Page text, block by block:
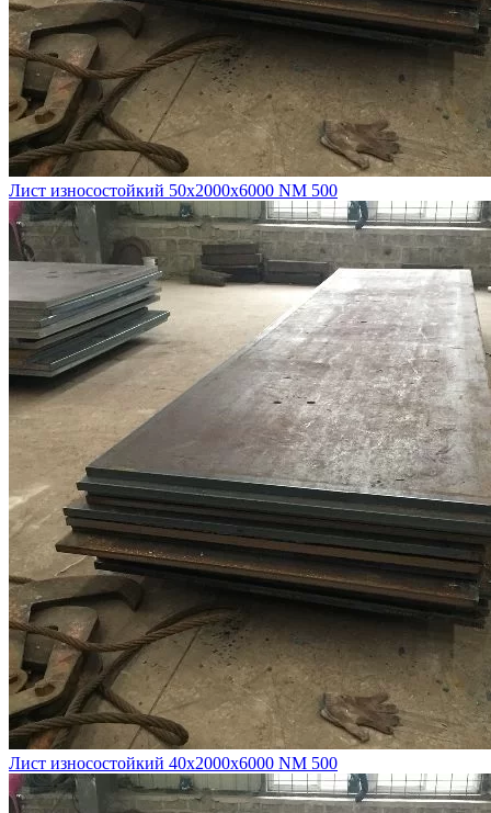
Лист износостойкий 50х2000х6000 NM 500
Лист износостойкий 40х2000х6000 NM 500